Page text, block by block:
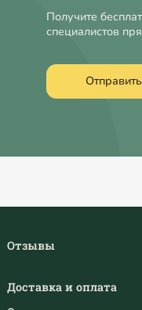
Получите
специалистов
Отзывы
Доставка и оплата